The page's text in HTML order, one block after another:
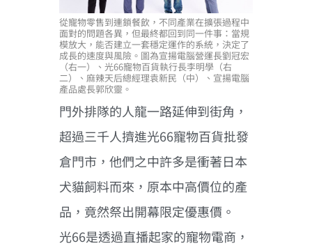
從寵物零售到連鎖餐飲，不同產業在擴張過程中
面對的問題各異，但最終都回到同一件事：當規
模放大，能否建立一套穩定運作的系統，決定了
成長的速度與風險。圖為宣揚電腦營運長劉冠宏
（右一）、光66寵物百貨執行長李明學（右
二）、麻辣天后總經理袁新民（中）、宣揚電腦
產品處長郭欣靈。
門外排隊的人龍一路延伸到街角，
超過三千人擠進光66寵物百貨批發
倉門市，他們之中許多是衝著日本
犬貓飼料而來，原本中高價位的產
品，竟然祭出開幕限定優惠價。
光66是透過直播起家的寵物電商，